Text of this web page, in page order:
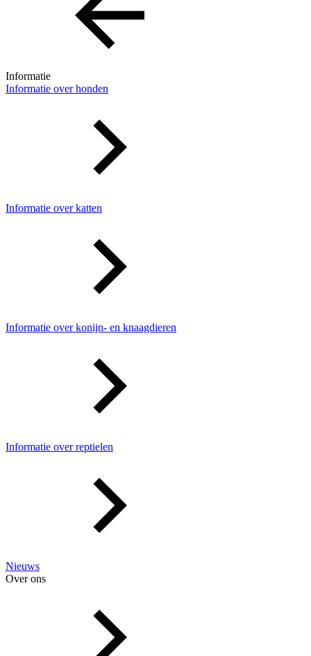
Informatie
Informatie over honden
Informatie over katten
Informatie over konijn- en knaagdieren
Informatie over reptielen
Nieuws
Over ons